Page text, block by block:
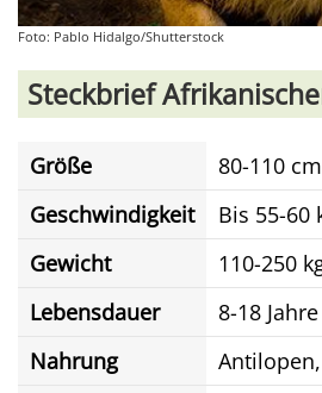
Foto: Pablo Hidalgo/Shutterstock
Steckbrief
Größe
80-110
Geschwindigkeit
Bis 55-60
Gewicht
110-250
Lebensdauer
8-18 Jahre
Nahrung
Antilopen,